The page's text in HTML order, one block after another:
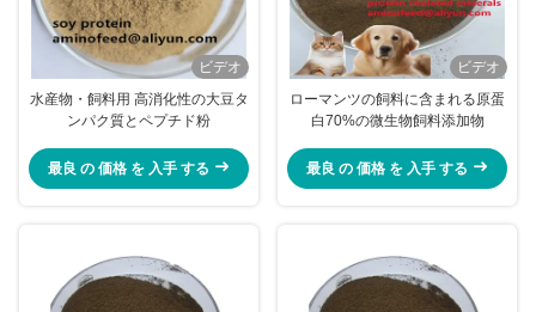
ビデオ
水産物・飼料用 高消化性の大豆タ
ンパク質とペプチド粉
最良 の 価格 を 入手 する
ビデオ
ローマンツの飼料に含まれる原蛋
白70%の微生物飼料添加物
最良 の 価格 を 入手 する